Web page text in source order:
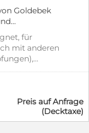
Goldebek
zur
und
mit
Wesen. Er
sondern
Im
und verspielt.
für
mit anderen
Preis auf Anfrage
(Decktaxe)